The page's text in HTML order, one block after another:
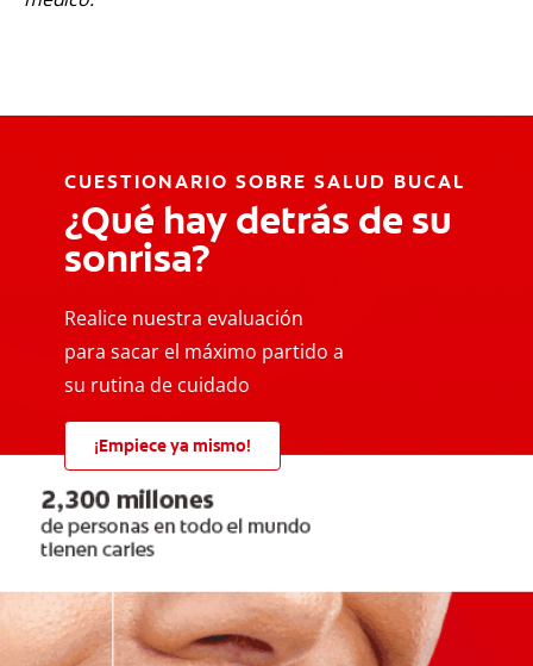
CUESTIONARIO SOBRE SALUD BUCAL
¿Qué hay detrás de su
sonrisa?
Realice nuestra evaluación
para sacar el máximo partido a
su rutina de cuidado
¡Empiece ya mismo!